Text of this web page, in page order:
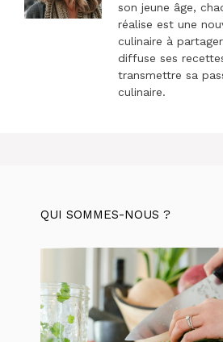
son jeune âge,
réalise est une
culinaire à
diffuse ses
transmettre sa
culinaire.
QUI SOMMES-NOUS ?